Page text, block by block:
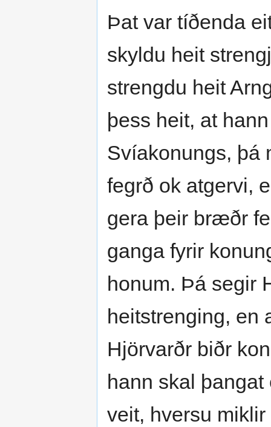
Þat var tíðenda
skyldu heit
strengdu heit
þess heit, at
Svíakonungs, þá
fegrð ok atgervi,
gera þeir bræðr
ganga fyrir
honum. Þá segir
heitstrenging, en
Hjörvarðr biðr
hann skal
veit, hversu